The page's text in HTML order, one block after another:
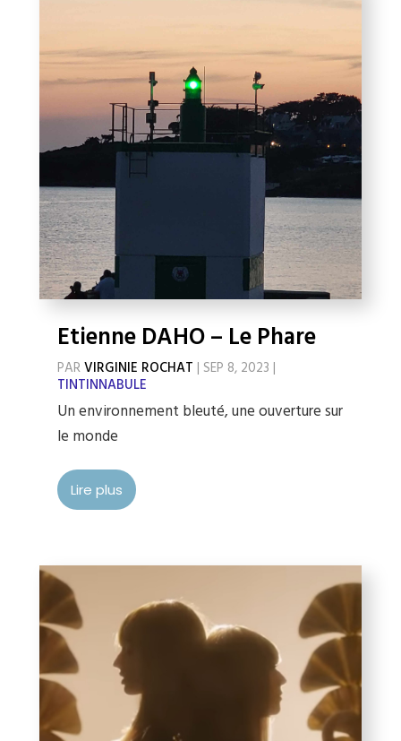
Etienne DAHO – Le Phare
PARVIRGINIE ROCHAT | SEP 8, 2023 |
TINTINNABULE
Un environnement bleuté, une ouverture sur
le monde
Lire plus